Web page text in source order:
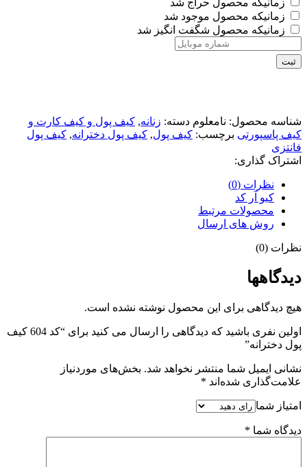
زمانیکه محصول موجود شد
زمانیکه محصول شگفت انگیز شد
ثبت
شناسه محصول: نامعلوم دسته: زنانه, کیف پول و کیف کارت و
کیف پاسپورتی برچسب: کیف پول, کیف پول دخترانه, کیف پول
فانتزی
اشتراک گذاری:
نظرات (0)
کیو آر کد
محصولات مرتبط
روش های ارسال
نظرات (0)
دیدگاهها
هیچ دیدگاهی برای این محصول نوشته نشده است.
اولین نفری باشید که دیدگاهی را ارسال می کنید برای “کد 604 کیف
پول دخترانه”
نشانی ایمیل شما منتشر نخواهد شد. بخش‌های موردنیاز
علامت‌گذاری شده‌اند *
امتیاز شما
دیدگاه شما *